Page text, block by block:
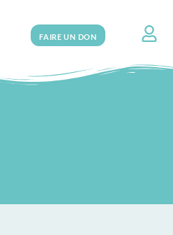
FAIRE UN DON